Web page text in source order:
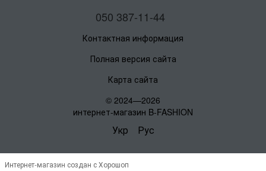
050 387-11-44
Контактная информация
Полная версия сайта
Карта сайта
© 2024—2026
интернет-магазин B-FASHION
Укр Рус
Интернет-магазин создан с Хорошоп